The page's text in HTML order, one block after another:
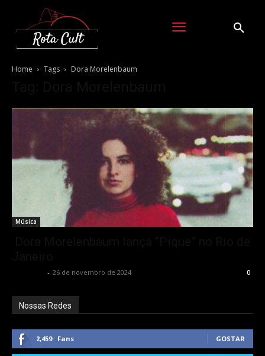
Home Tags Dora Morelenbaum
Música
- 26 de novembro de 2024 0
Nossas Redes
2,459 Fans GOSTAR